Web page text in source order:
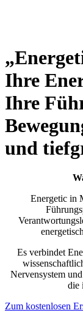
„
Ihre
Ihre
und
Energetic in
Es verbindet
Nervensystem
die
Zum kostenlosen